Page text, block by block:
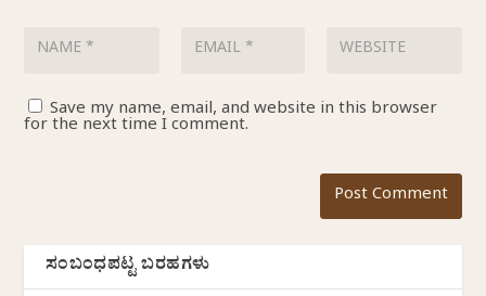
Save my name, email, and website in this browser
for the next time I comment.
ಸಂಬಂಧಪಟ್ಟ ಬರಹಗಳು